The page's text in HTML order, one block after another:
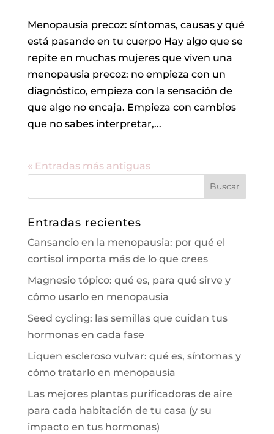
Menopausia precoz: síntomas, causas y qué
está pasando en tu cuerpo Hay algo que se
repite en muchas mujeres que viven una
menopausia precoz: no empieza con un
diagnóstico, empieza con la sensación de
que algo no encaja. Empieza con cambios
que no sabes interpretar,...
« Entradas más antiguas
Entradas recientes
Cansancio en la menopausia: por qué el
cortisol importa más de lo que crees
Magnesio tópico: qué es, para qué sirve y
cómo usarlo en menopausia
Seed cycling: las semillas que cuidan tus
hormonas en cada fase
Liquen escleroso vulvar: qué es, síntomas y
cómo tratarlo en menopausia
Las mejores plantas purificadoras de aire
para cada habitación de tu casa (y su
impacto en tus hormonas)